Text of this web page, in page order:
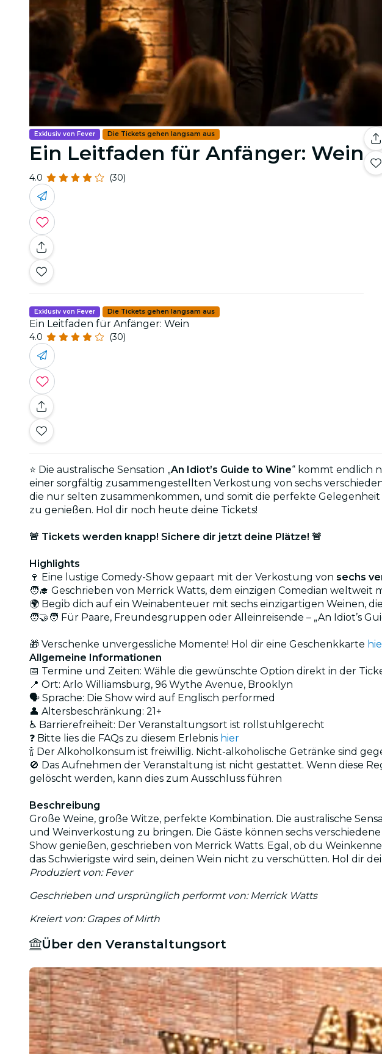
Exklusiv von Fever Die Tickets gehen langsam aus
Ein Leitfaden für Anfänger: Wein
4.0 (30)
Exklusiv von Fever Die Tickets gehen langsam aus
Ein Leitfaden für Anfänger: Wein
4.0 (30)
⭐ Die australische Sensation „An Idiot’s Guide to Wine“ kommt endlich
einer sorgfältig zusammengestellten Verkostung von sechs
die nur selten zusammenkommen, und somit die perfekte
zu genießen. Hol dir noch heute deine Tickets!
🚨 Tickets werden knapp! Sichere dir jetzt deine Plätze! 🚨
Highlights
🍷 Eine lustige Comedy-Show gepaart mit der Verkostung von sechs
🧑‍🎓 Geschrieben von Merrick Watts, dem einzigen Comedian
🌍 Begib dich auf ein Weinabenteuer mit sechs einzigartigen Weinen,
🧑‍🤝‍🧑 Für Paare, Freundesgruppen oder Alleinreisende – „An Idiot’s
🎁 Verschenke unvergessliche Momente! Hol dir eine Geschenkkarte
Allgemeine Informationen
📅 Termine und Zeiten: Wähle die gewünschte Option direkt in der
📍 Ort: Arlo Williamsburg, 96 Wythe Avenue, Brooklyn
🗣️ Sprache: Die Show wird auf Englisch performed
👤 Altersbeschränkung: 21+
♿ Barrierefreiheit: Der Veranstaltungsort ist rollstuhlgerecht
❓ Bitte lies die FAQs zu diesem Erlebnis hier
🍾 Der Alkoholkonsum ist freiwillig. Nicht-alkoholische Getränke sind
🚫 Das Aufnehmen der Veranstaltung ist nicht gestattet. Wenn diese
gelöscht werden, kann dies zum Ausschluss führen
Beschreibung
Große Weine, große Witze, perfekte Kombination. Die australische
und Weinverkostung zu bringen. Die Gäste können sechs
Show genießen, geschrieben von Merrick Watts. Egal, ob du
das Schwierigste wird sein, deinen Wein nicht zu verschütten. Hol dir
Produziert von: Fever
Geschrieben und ursprünglich performt von: Merrick Watts
Kreiert von: Grapes of Mirth
Über den Veranstaltungsort